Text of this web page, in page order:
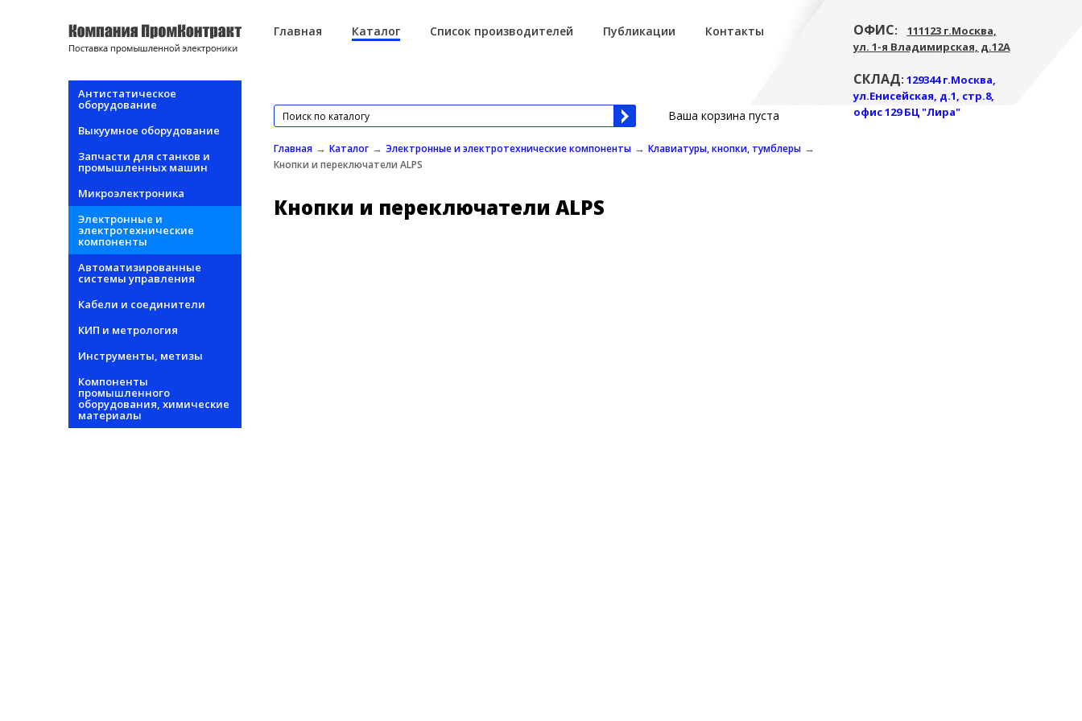
Главная
Каталог Список производителей Публикации Контакты ОФИС: 111123 г.Москва,
ул. 1-я Владимирская, д.12А
СКЛАД: 129344 г.Москва,
ул.Енисейская, д.1, стр.8,
офис 129 БЦ "Лира"
Антистатическое
оборудование
Выкуумное оборудование
Запчасти для станков и
промышленных машин
Микроэлектроника
Электронные и
электротехнические
компоненты
Автоматизированные
системы управления
Кабели и соединители
КИП и метрология
Инструменты, метизы
Компоненты
промышленного
оборудования, химические
материалы
Ваша корзина пуста
Главная → Каталог → Электронные и электротехнические компоненты → Клавиатуры, кнопки, тумблеры →
Кнопки и переключатели ALPS
Кнопки и переключатели ALPS